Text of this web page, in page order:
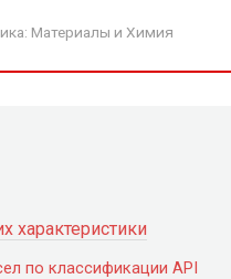
Материалы и Химия
характеристики
по классификации API